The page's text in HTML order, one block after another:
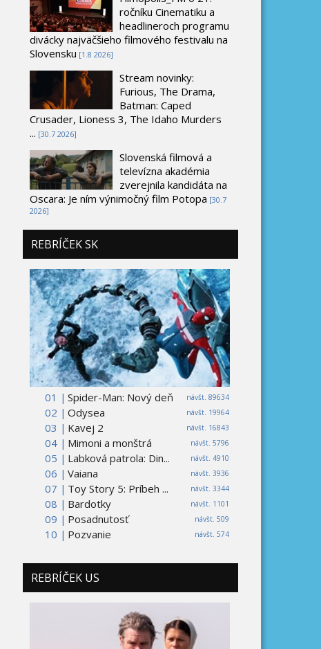
ročníku Cinematiku a
headlineroch programu
divácky najväčšieho filmového festivalu na
Slovensku [1.8 2026]
Stream novinky:
Furious, The Drama,
Batman: Caped
Crusader, Lioness 3, The Idaho Murders
... [30.7 2026]
Slovenská filmová a
televízna akadémia
zverejnila kandidáta na
Oscara: Je ním výnimočný film Potopa [30.7
2026]
REBRÍČEK SK
01 | návšt. 89634
Spider-Man: Nový deň
02 |
návšt. 19964
Odysea
03 |
návšt. 16843
Kavej 2
04 |
návšt. 5796
Mimoni a monštrá
05 |
návšt. 4910
Labková patrola: Din...
06 |
návšt. 3936
Vaiana
07 |
návšt. 3344
Toy Story 5: Príbeh ...
08 |
návšt. 1101
Bardotky
09 |
návšt. 509
Posadnutosť
10 |
návšt. 574
Pozvanie
REBRÍČEK US